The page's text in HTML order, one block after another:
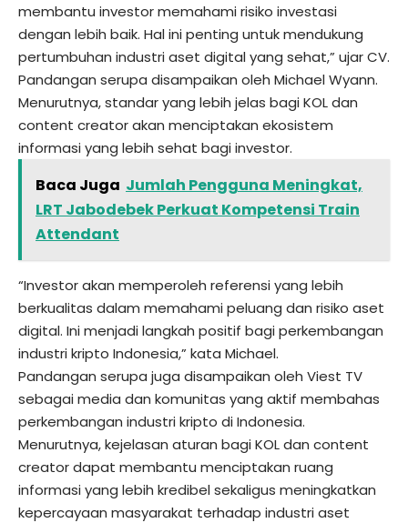
membantu investor memahami risiko investasi
dengan lebih baik. Hal ini penting untuk mendukung
pertumbuhan industri aset digital yang sehat,” ujar CV.
Pandangan serupa disampaikan oleh Michael Wyann.
Menurutnya, standar yang lebih jelas bagi KOL dan
content creator akan menciptakan ekosistem
informasi yang lebih sehat bagi investor.
Baca Juga Jumlah Pengguna Meningkat,
LRT Jabodebek Perkuat Kompetensi Train
Attendant
“Investor akan memperoleh referensi yang lebih
berkualitas dalam memahami peluang dan risiko aset
digital. Ini menjadi langkah positif bagi perkembangan
industri kripto Indonesia,” kata Michael.
Pandangan serupa juga disampaikan oleh Viest TV
sebagai media dan komunitas yang aktif membahas
perkembangan industri kripto di Indonesia.
Menurutnya, kejelasan aturan bagi KOL dan content
creator dapat membantu menciptakan ruang
informasi yang lebih kredibel sekaligus meningkatkan
kepercayaan masyarakat terhadap industri aset